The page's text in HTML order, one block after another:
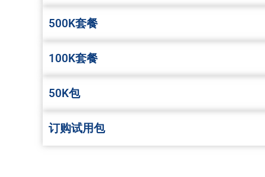
500K套餐
100K套餐
50K包
订购试用包